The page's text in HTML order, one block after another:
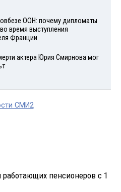
ООН: почему дипломаты
время выступления
Франции
актера Юрия Смирнова мог
СМИ2
пенсионеров с 1